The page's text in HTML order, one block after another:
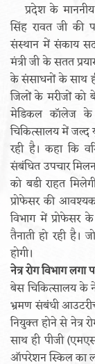
प्रदेश के माननीय
सिंह रावत जी
संस्थान में संकाय
मंत्री जी के सतत
के संसाधनों के साथ
जिलों के मरीजों
मेडिकल कॉलेज के
चिकित्सालय में जल्द
रही है। कहा कि
संबंधित उपचार
को बडी राहत
प्रोफेसर की
विभाग में प्रोफेसर
तैनाती हो रही है।
होगी।
नेत्र रोग विभाग लगा
बेस चिकित्सालय के
भ्रमण संबंधी
नियुक्त होने से नेत्र
साथ ही पीजी
ऑपरेशन स्किल का